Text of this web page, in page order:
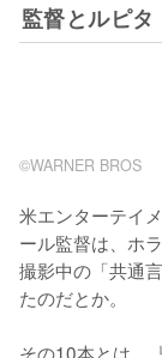
監督とルピタ
©WARNER BROS
米エンターテイ
ール監督は、ホ
撮影中の「共通
たのだとか。
その10本とは、